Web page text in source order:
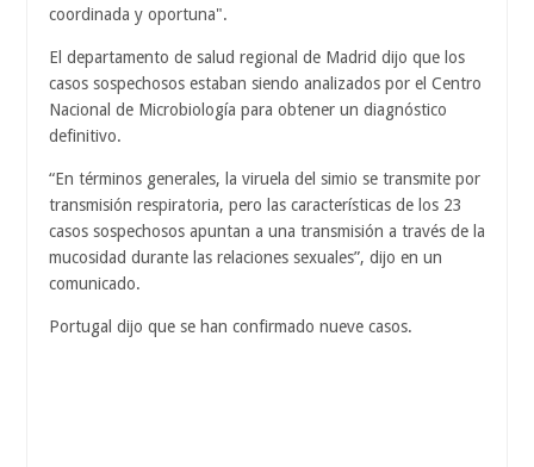
coordinada y oportuna".
El departamento de salud regional de Madrid dijo que los
casos sospechosos estaban siendo analizados por el Centro
Nacional de Microbiología para obtener un diagnóstico
definitivo.
“En términos generales, la viruela del simio se transmite por
transmisión respiratoria, pero las características de los 23
casos sospechosos apuntan a una transmisión a través de la
mucosidad durante las relaciones sexuales”, dijo en un
comunicado.
Portugal dijo que se han confirmado nueve casos.